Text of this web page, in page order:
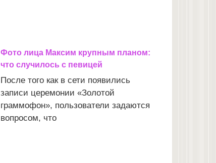
Фото лица Максим крупным планом:
что случилось с певицей
После того как в сети появились
записи церемонии «Золотой
граммофон», пользователи задаются
вопросом, что